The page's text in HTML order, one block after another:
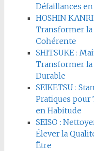
Défaillances
HOSHIN
Transformer
Cohérente
SHITSUKE :
Transformer la
Durable
SEIKETSU :
Pratiques pour
en Habitude
SEISO :
Élever la
Être